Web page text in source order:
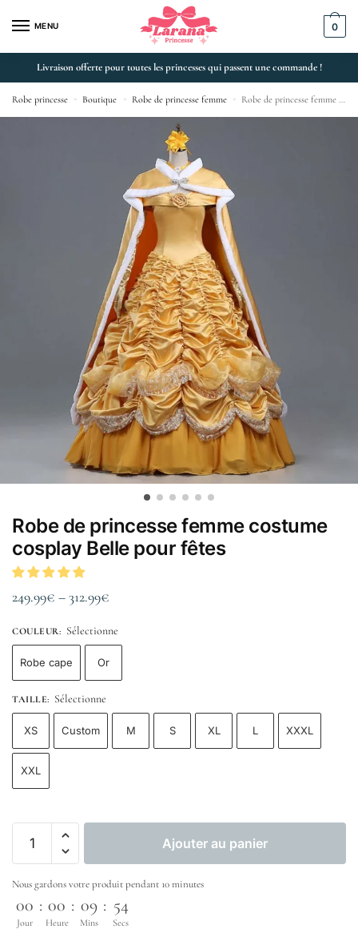
MENU 0
Livraison offerte pour toutes les princesses qui passent une commande !
Robe princesse » Boutique » Robe de princesse femme » Robe de princesse femme costume cosplay Belle pour fêtes
Robe de princesse femme costume
cosplay Belle pour fêtes
249.99€ –312.99€
COULEUR: Sélectionne
Robe cape Or
TAILLE: Sélectionne
XS Custom M S XL L XXXL
XXL
Ajouter au panier
Nous gardons votre produit pendant 10 minutes
00
Jour
: 00
Heure
: 09
Mins
: 53
Secs